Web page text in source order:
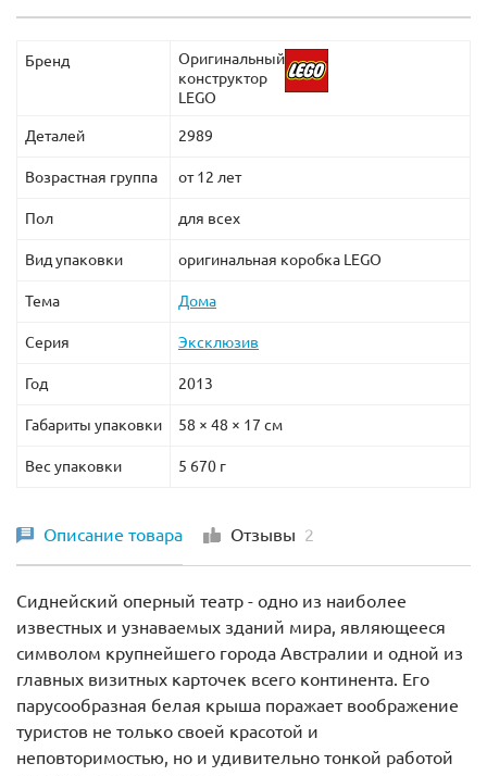
Бренд
Оригинальный
конструктор
LEGO
Деталей 2989
Возрастная группа от 12 лет
Пол для всех
Вид упаковки оригинальная коробка LEGO
Тема Дома
Серия Эксклюзив
Год 2013
Габариты упаковки 58 × 48 × 17 см
Вес упаковки 5 670 г
Описание товара Отзывы 2
Сиднейский оперный театр - одно из наиболее
известных и узнаваемых зданий мира, являющееся
символом крупнейшего города Австралии и одной из
главных визитных карточек всего континента. Его
парусообразная белая крыша поражает воображение
туристов не только своей красотой и
неповторимостью, но и удивительно тонкой работой